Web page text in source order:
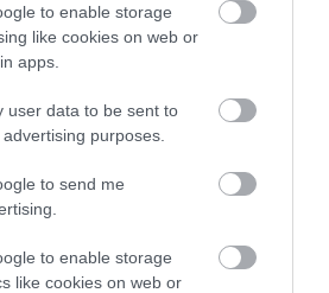
to enable storage
like cookies on web or
apps.
user data to be sent to
purposes.
to send me
to enable storage
like cookies on web or
KIRÁLYNŐ
CSALÁD
9. ● GASZTRONÓMIA
ezek Itália legjobb és
legrosszabb…
31. ● GASZTRONÓMIA